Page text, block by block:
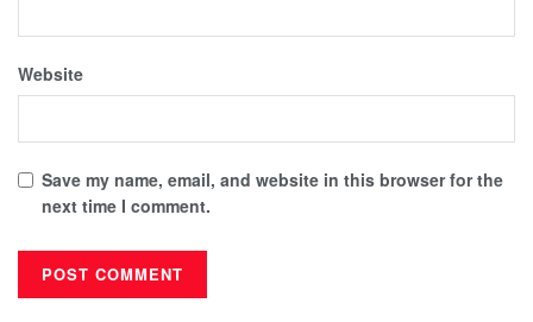
Website
Save my name, email, and website in this browser for the
next time I comment.